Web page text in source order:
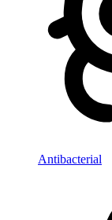
Antibacterial